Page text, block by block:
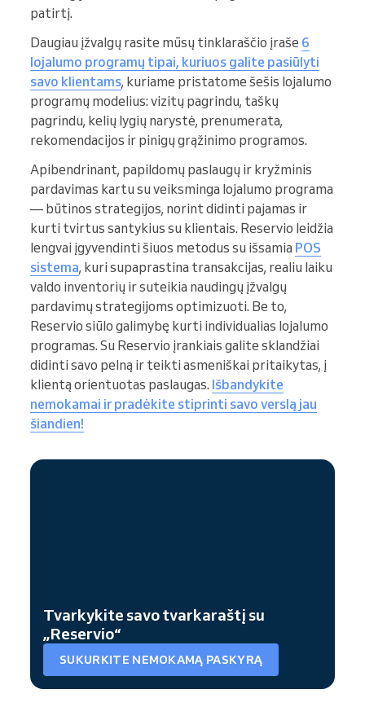
patirtį.
Daugiau įžvalgų rasite mūsų tinklaraščio įraše 6
lojalumo programų tipai, kuriuos galite pasiūlyti
savo klientams, kuriame pristatome šešis lojalumo
programų modelius: vizitų pagrindu, taškų
pagrindu, kelių lygių narystė, prenumerata,
rekomendacijos ir pinigų grąžinimo programos.
Apibendrinant, papildomų paslaugų ir kryžminis
pardavimas kartu su veiksminga lojalumo programa
— būtinos strategijos, norint didinti pajamas ir
kurti tvirtus santykius su klientais. Reservio leidžia
lengvai įgyvendinti šiuos metodus su išsamia POS
sistema, kuri supaprastina transakcijas, realiu laiku
valdo inventorių ir suteikia naudingų įžvalgų
pardavimų strategijoms optimizuoti. Be to,
Reservio siūlo galimybę kurti individualias lojalumo
programas. Su Reservio įrankiais galite sklandžiai
didinti savo pelną ir teikti asmeniškai pritaikytas, į
klientą orientuotas paslaugas. Išbandykite
nemokamai ir pradėkite stiprinti savo verslą jau
šiandien!
Tvarkykite savo tvarkaraštį su
„Reservio“
SUKURKITE NEMOKAMĄ PASKYRĄ